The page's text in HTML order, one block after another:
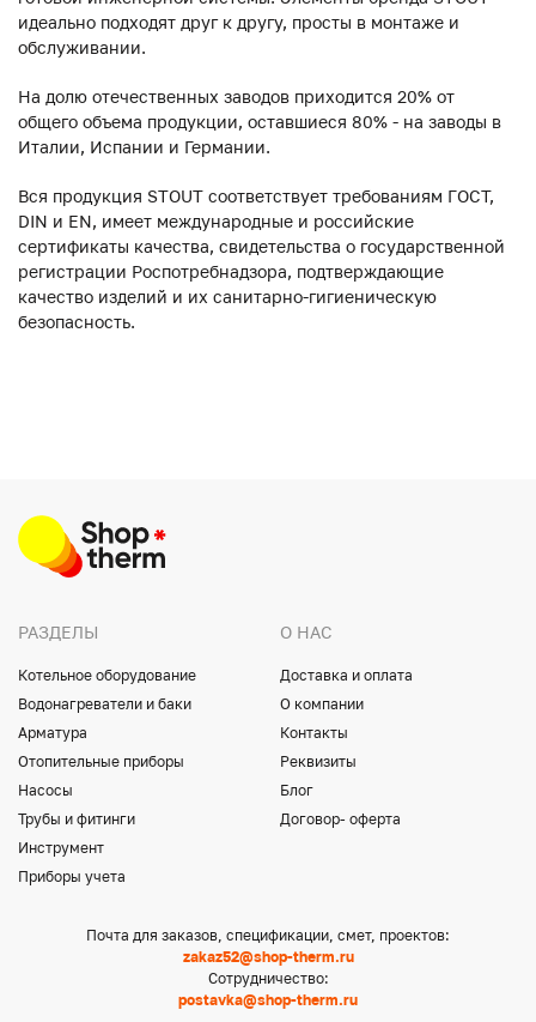
идеально подходят друг к другу, просты в монтаже и
обслуживании.
На долю отечественных заводов приходится 20% от
общего объема продукции, оставшиеся 80% - на заводы в
Италии, Испании и Германии.
Вся продукция STOUT соответствует требованиям ГОСТ,
DIN и EN, имеет международные и российские
сертификаты качества, свидетельства о государственной
регистрации Роспотребнадзора, подтверждающие
качество изделий и их санитарно-гигиеническую
безопасность.
РАЗДЕЛЫ
Котельное оборудование
Водонагреватели и баки
Арматура
Отопительные приборы
Насосы
Трубы и фитинги
Инструмент
Приборы учета
О НАС
Доставка и оплата
О компании
Контакты
Реквизиты
Блог
Договор- оферта
Почта для заказов, спецификации, смет, проектов:
zakaz52@shop-therm.ru
Сотрудничество:
postavka@shop-therm.ru